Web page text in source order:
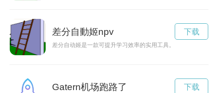
差分自動姬npv
差分自动姬是一款可提升学习效率的实用工具。通过对学习内
下载
Gatern机场跑路了 下载